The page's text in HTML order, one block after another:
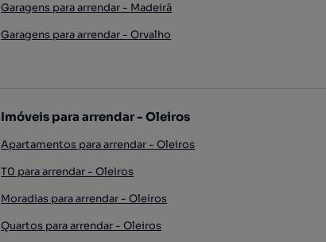
Garagens para arrendar - Madeirã
Garagens para arrendar - Orvalho
Imóveis para arrendar - Oleiros
Apartamentos para arrendar - Oleiros
T0 para arrendar - Oleiros
Moradias para arrendar - Oleiros
Quartos para arrendar - Oleiros